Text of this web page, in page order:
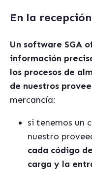
En la
Un software SGA
información
los procesos de
de nuestros
mercancía:
si tenemos un
nuestro
cada código
carga y la